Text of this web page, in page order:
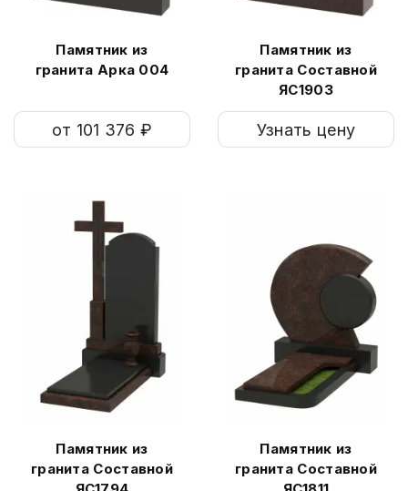
Памятник из
гранита Арка 004
от 101 376 ₽
Памятник из
гранита Составной
ЯС1903
Узнать цену
Памятник из
гранита Составной
Памятник из
гранита Составной